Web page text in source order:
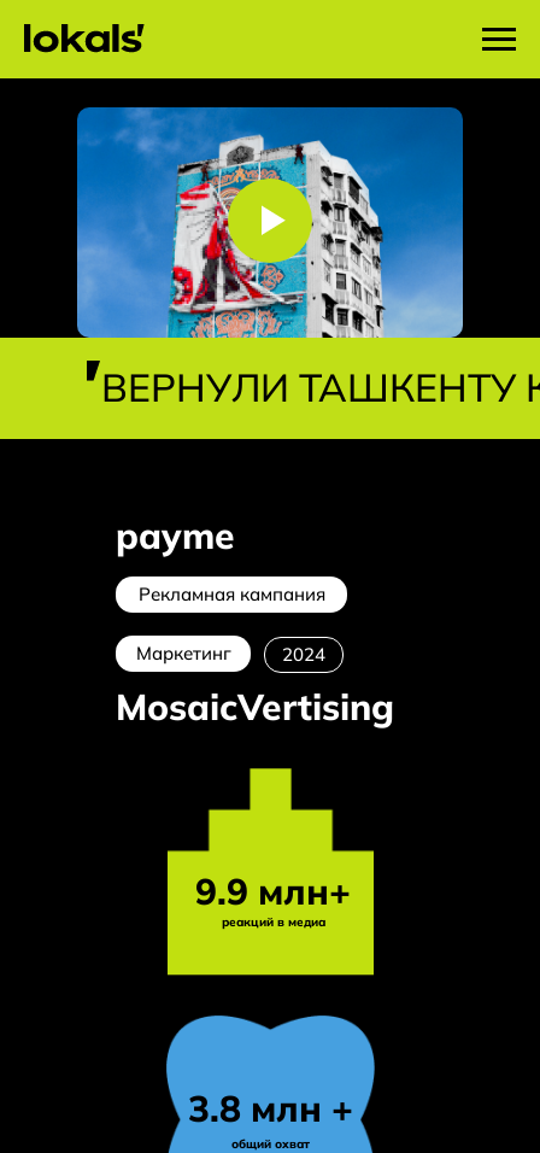
ВЕРНУЛИ ТАШКЕНТУ
общий охват
3.8 млн +
реакций в медиа
9.9 млн+
payme
MosaicVertising
Рекламная кампания
Маркетинг 2024